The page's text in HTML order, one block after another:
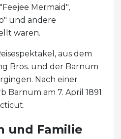
Mermaid",
und andere
waren.
aus dem
Bros. und der Barnum
Nach einer
Barnum am 7. April 1891
und Familie